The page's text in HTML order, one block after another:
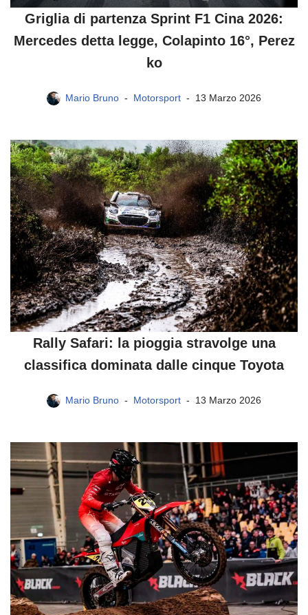
Griglia di partenza Sprint F1 Cina 2026:
Mercedes detta legge, Colapinto 16°, Perez
ko
Mario Bruno Motorsport 13 Marzo 2026
Rally Safari: la pioggia stravolge una
classifica dominata dalle cinque Toyota
Mario Bruno Motorsport 13 Marzo 2026